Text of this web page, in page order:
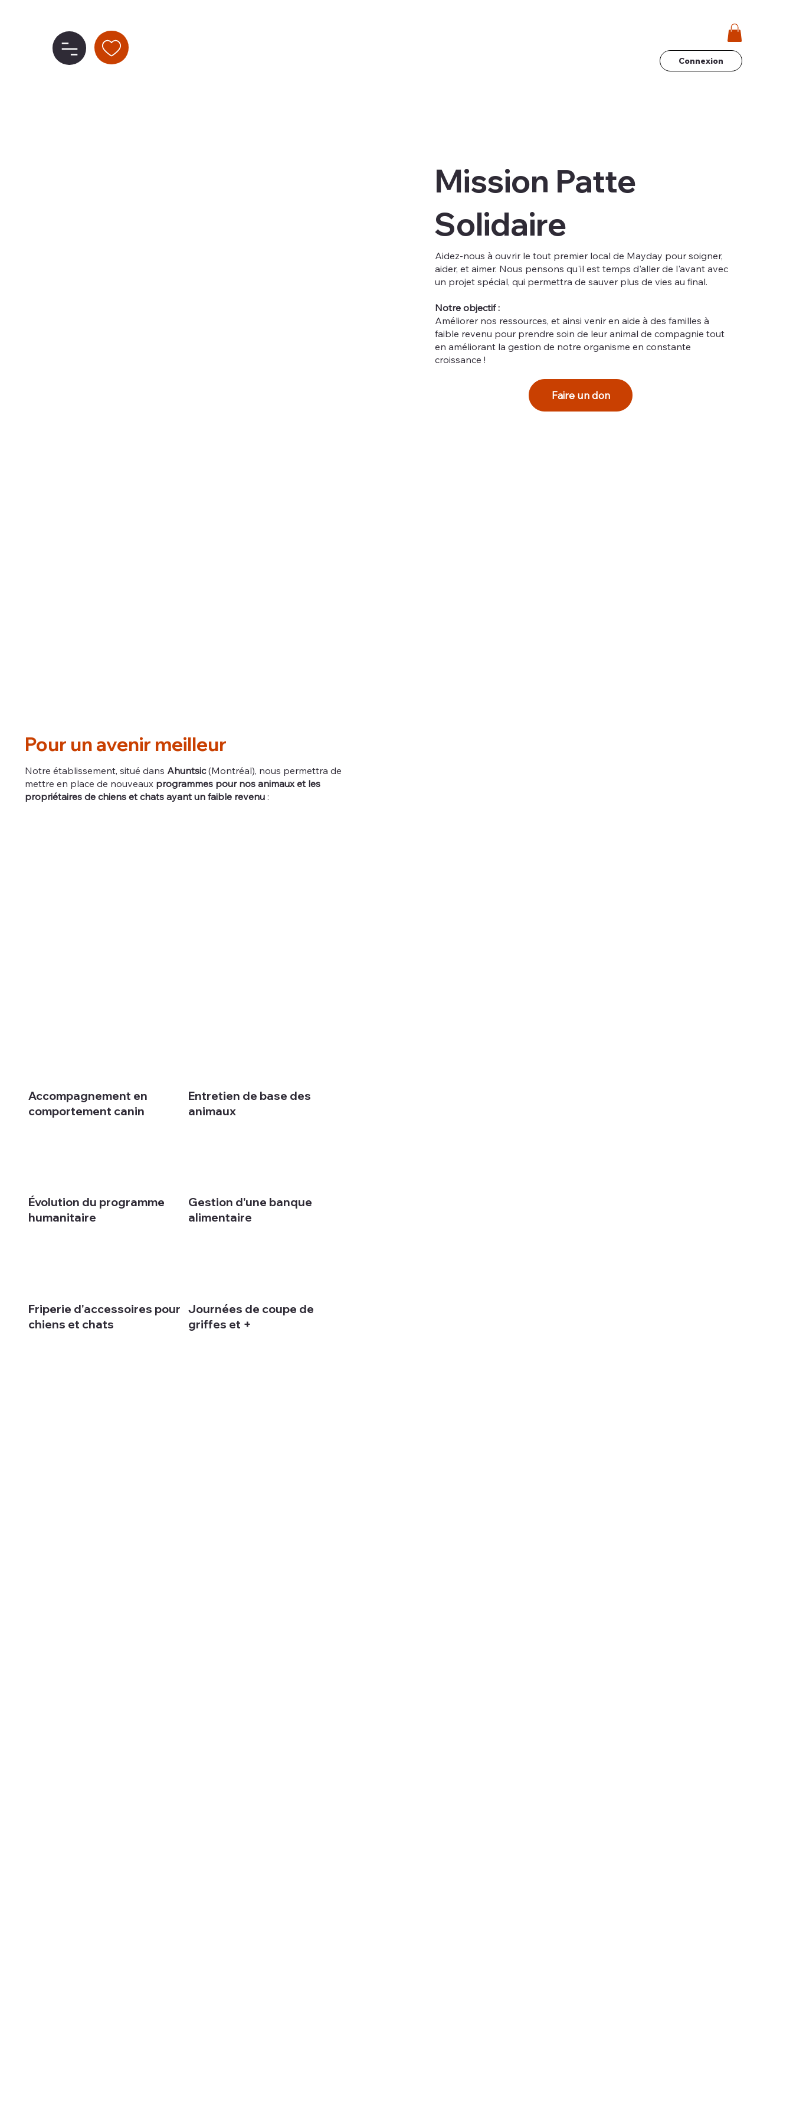
Connexion
Mission Patte
Solidaire
Aidez-nous à ouvrir le tout premier local de Mayday pour soigner,
aider, et aimer. Nous pensons qu'il est temps d'aller de l'avant avec
un projet spécial, qui permettra de sauver plus de vies au final.
Notre objectif :
Améliorer nos ressources, et ainsi venir en aide à des familles à
faible revenu pour prendre soin de leur animal de compagnie tout
en améliorant la gestion de notre organisme en constante
croissance !
Faire un don
Pour un avenir meilleur
Notre établissement, situé dans Ahuntsic(Montréal), nous permettra de
mettre en place de nouveaux programmes pour nos animaux et les
propriétaires de chiens et chats ayant un faible revenu:
Accompagnement en
comportement canin
Entretien de base des
animaux
Évolution du programme
humanitaire
Gestion d'une banque
alimentaire
Friperie d'accessoires pour
chiens et chats
Journées de coupe de
griffes et +